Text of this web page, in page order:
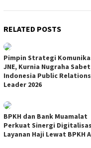
RELATED POSTS
Pimpin Strategi
JNE, Kurnia Nugraha Sabet
Indonesia Public
Leader 2026
BPKH dan Bank Muamalat
Perkuat Sinergi
Layanan Haji Lewat BPKH